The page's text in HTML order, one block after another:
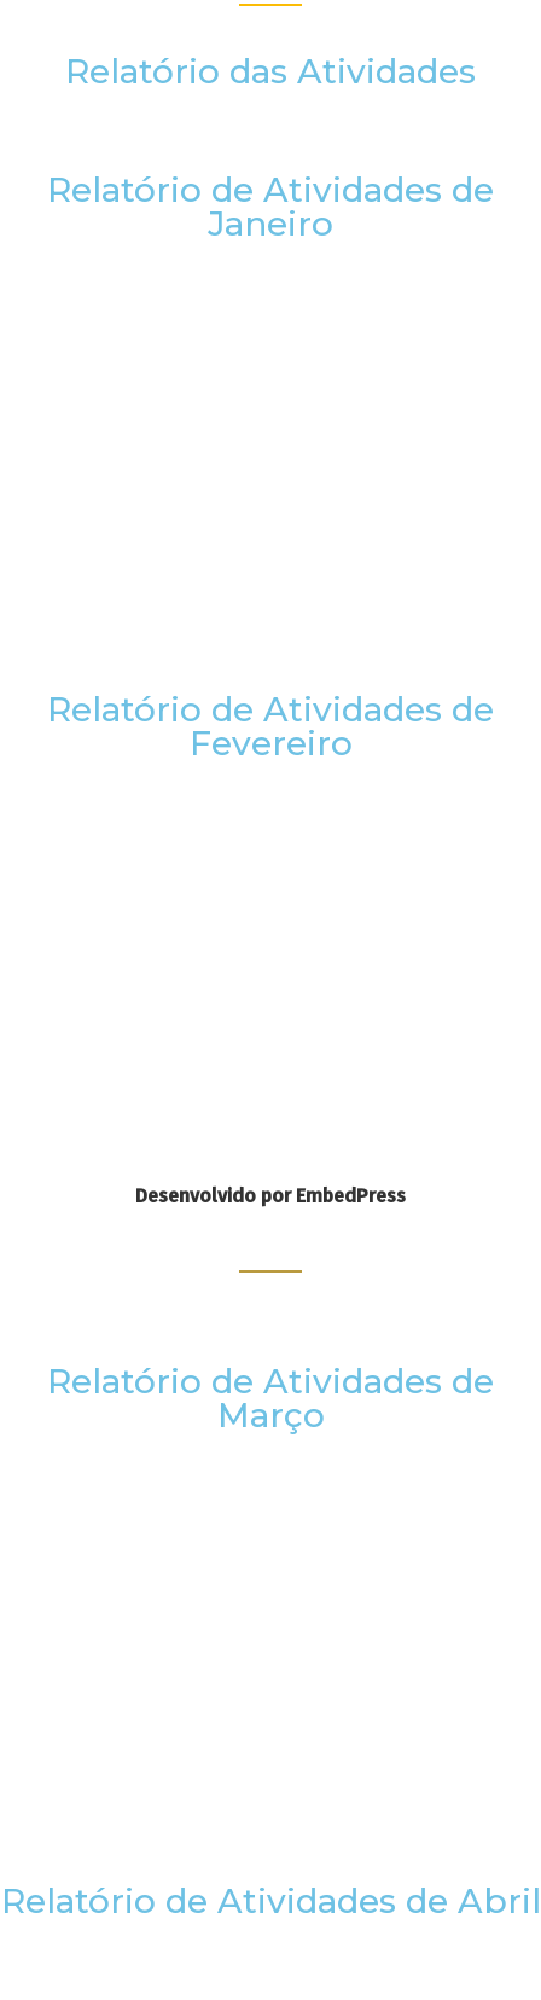
Relatório das Atividades
Relatório de Atividades de
Janeiro
Relatório de Atividades de
Fevereiro
Desenvolvido por EmbedPress
Relatório de Atividades de
Março
Relatório de Atividades de Abril